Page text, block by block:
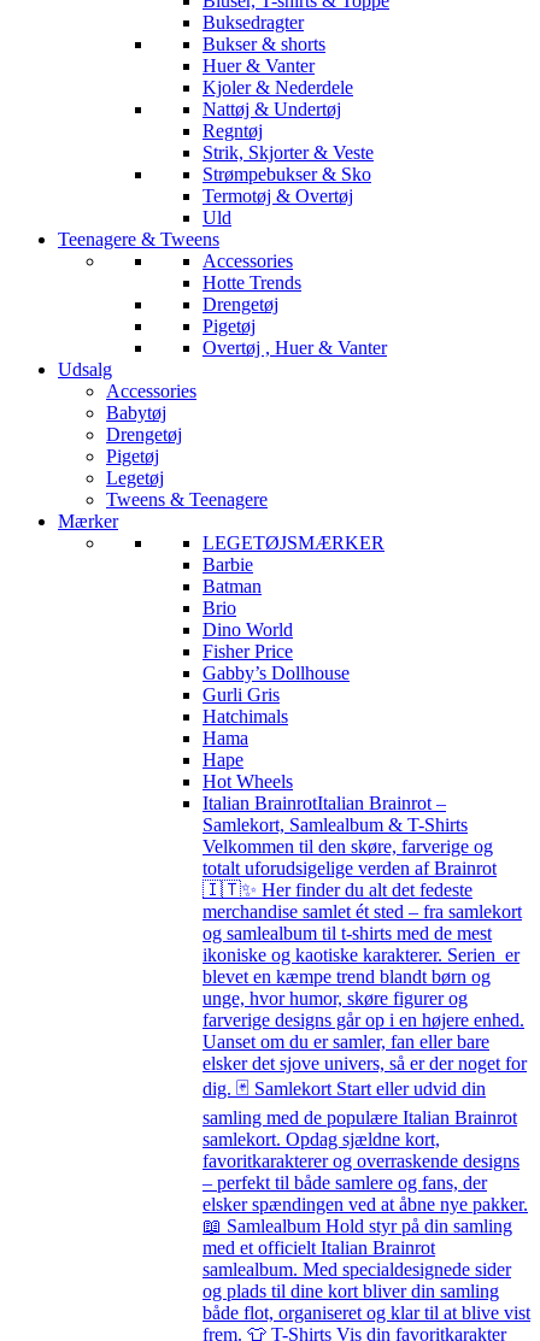
Buksedragter
Bukser & shorts
Huer & Vanter
Kjoler & Nederdele
Nattøj & Undertøj
Regntøj
Strik, Skjorter & Veste
Strømpebukser & Sko
Termotøj & Overtøj
Uld
Teenagere & Tweens
Accessories
Hotte Trends
Drengetøj
Pigetøj
Overtøj , Huer & Vanter
Udsalg
Accessories
Babytøj
Drengetøj
Pigetøj
Legetøj
Tweens & Teenagere
Mærker
LEGETØJSMÆRKER
Barbie
Batman
Brio
Dino World
Fisher Price
Gabby’s Dollhouse
Gurli Gris
Hatchimals
Hama
Hape
Hot Wheels
Italian BrainrotItalian Brainrot –
Samlekort, Samlealbum & T-Shirts
Velkommen til den skøre, farverige og
totalt uforudsigelige verden af Brainrot
🇮🇹✨ Her finder du alt det fedeste
merchandise samlet ét sted – fra samlekort
og samlealbum til t-shirts med de mest
ikoniske og kaotiske karakterer. Serien er
blevet en kæmpe trend blandt børn og
unge, hvor humor, skøre figurer og
farverige designs går op i en højere enhed.
Uanset om du er samler, fan eller bare
elsker det sjove univers, så er der noget for
dig. 🃏 Samlekort Start eller udvid din
samling med de populære Italian Brainrot
samlekort. Opdag sjældne kort,
favoritkarakterer og overraskende designs
– perfekt til både samlere og fans, der
elsker spændingen ved at åbne nye pakker.
📖 Samlealbum Hold styr på din samling
med et officielt Italian Brainrot
samlealbum. Med specialdesignede sider
og plads til dine kort bliver din samling
både flot, organiseret og klar til at blive vist
frem. 👕 T-Shirts Vis din favoritkarakter